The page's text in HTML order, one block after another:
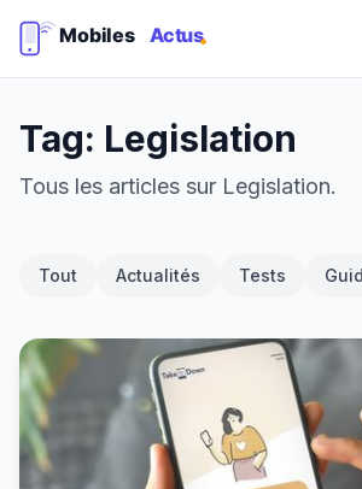
Tag: Legislation
Tous les articles sur Legislation.
Tout Actualités Tests